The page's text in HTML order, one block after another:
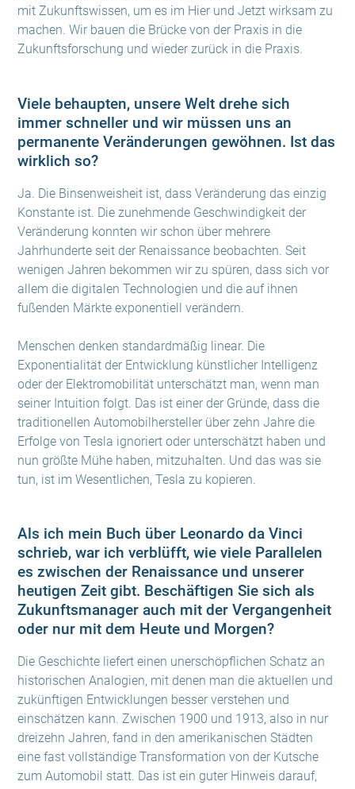
mit Zukunftswissen, um es im Hier und Jetzt wirksam zu
machen. Wir bauen die Brücke von der Praxis in die
Zukunftsforschung und wieder zurück in die Praxis.
Viele behaupten, unsere Welt drehe sich
immer schneller und wir müssen uns an
permanente Veränderungen gewöhnen. Ist das
wirklich so?
Ja. Die Binsenweisheit ist, dass Veränderung das einzig
Konstante ist. Die zunehmende Geschwindigkeit der
Veränderung konnten wir schon über mehrere
Jahrhunderte seit der Renaissance beobachten. Seit
wenigen Jahren bekommen wir zu spüren, dass sich vor
allem die digitalen Technologien und die auf ihnen
fußenden Märkte exponentiell verändern.
Menschen denken standardmäßig linear. Die
Exponentialität der Entwicklung künstlicher Intelligenz
oder der Elektromobilität unterschätzt man, wenn man
seiner Intuition folgt. Das ist einer der Gründe, dass die
traditionellen Automobilhersteller über zehn Jahre die
Erfolge von Tesla ignoriert oder unterschätzt haben und
nun größte Mühe haben, mitzuhalten. Und das was sie
tun, ist im Wesentlichen, Tesla zu kopieren.
Als ich mein Buch über Leonardo da Vinci
schrieb, war ich verblüfft, wie viele Parallelen
es zwischen der Renaissance und unserer
heutigen Zeit gibt. Beschäftigen Sie sich als
Zukunftsmanager auch mit der Vergangenheit
oder nur mit dem Heute und Morgen?
Die Geschichte liefert einen unerschöpflichen Schatz an
historischen Analogien, mit denen man die aktuellen und
zukünftigen Entwicklungen besser verstehen und
einschätzen kann. Zwischen 1900 und 1913, also in nur
dreizehn Jahren, fand in den amerikanischen Städten
eine fast vollständige Transformation von der Kutsche
zum Automobil statt. Das ist ein guter Hinweis darauf,